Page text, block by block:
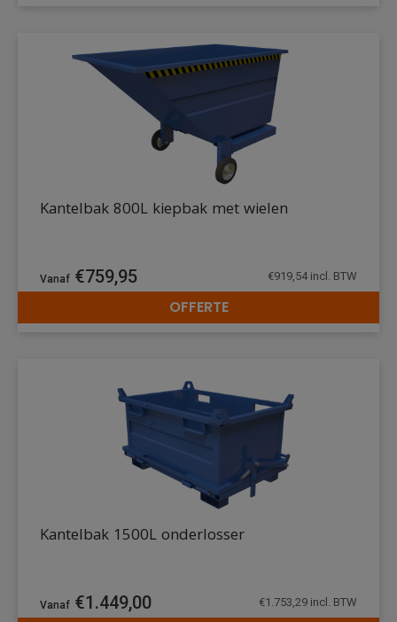
DETAILS
Kantelbak 800L kiepbak met wielen
€759,95 €919,54 incl. BTW
OFFERTE
Kantelbak 1500L onderlosser
€1.449,00 €1.753,29 incl. BTW